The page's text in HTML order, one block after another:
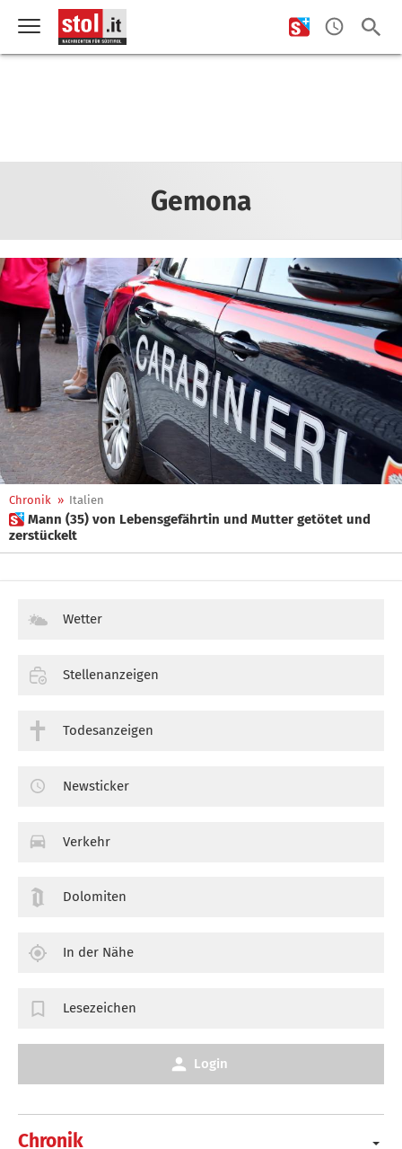
Gemona
Chronik » Italien
 Mann (35) von Lebensgefährtin und Mutter getötet und
zerstückelt
Chronik
Wetter
Stellenanzeigen
Todesanzeigen
Newsticker
Verkehr
Dolomiten
In der Nähe
Lesezeichen
Login